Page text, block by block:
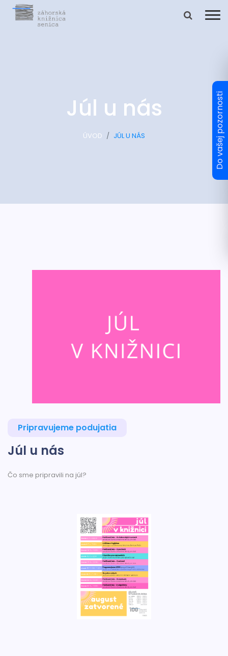
Júl u nás
ÚVOD JÚL U NÁS
Pripravujeme podujatia
Júl u nás
Čo sme pripravili na júl?